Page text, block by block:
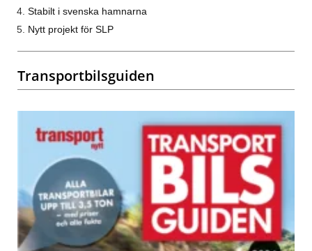
Stabilt i svenska hamnarna
Nytt projekt för SLP
Transportbilsguiden